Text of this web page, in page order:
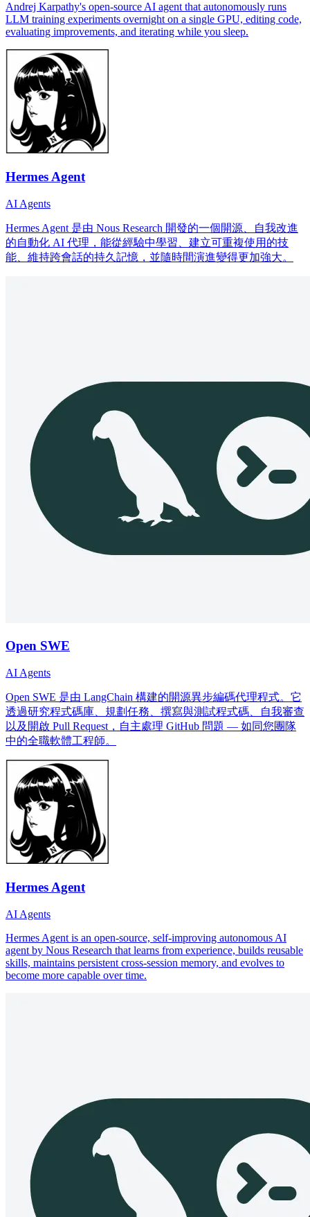
Andrej Karpathy's open-source AI agent that autonomously runs
LLM training experiments overnight on a single GPU, editing code,
evaluating improvements, and iterating while you sleep.
Hermes Agent
AI Agents
Hermes Agent 是由 Nous Research 開發的一個開源、自我改進
的自動化 AI 代理，能從經驗中學習、建立可重複使用的技
能、維持跨會話的持久記憶，並隨時間演進變得更加強大。
Open SWE
AI Agents
Open SWE 是由 LangChain 構建的開源異步編碼代理程式。它
透過研究程式碼庫、規劃任務、撰寫與測試程式碼、自我審查
以及開啟 Pull Request，自主處理 GitHub 問題 — 如同您團隊
中的全職軟體工程師。
Hermes Agent
AI Agents
Hermes Agent is an open-source, self-improving autonomous AI
agent by Nous Research that learns from experience, builds reusable
skills, maintains persistent cross-session memory, and evolves to
become more capable over time.